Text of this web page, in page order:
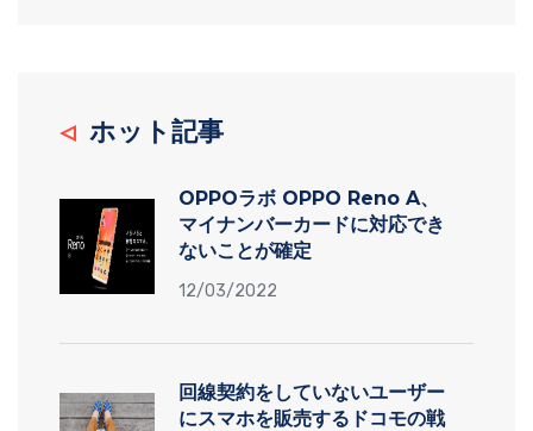
ホット記事
OPPOラボ OPPO Reno A、
マイナンバーカードに対応でき
ないことが確定
12/03/2022
回線契約をしていないユーザー
にスマホを販売するドコモの戦